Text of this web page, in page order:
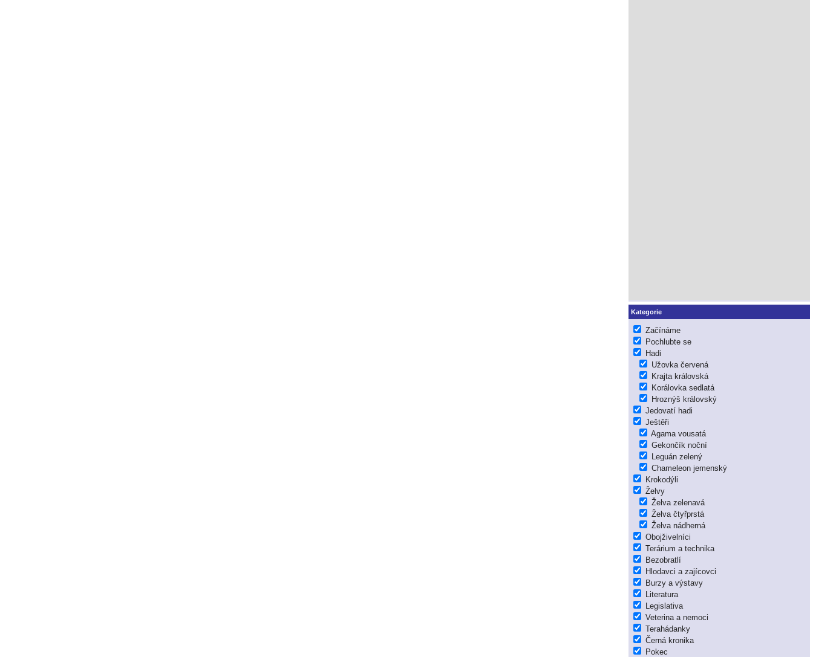
Kategorie
Začínáme
Pochlubte se
Hadi
Užovka červená
Krajta královská
Korálovka sedlatá
Hroznýš královský
Jedovatí hadi
Ještěři
Agama vousatá
Gekončík noční
Leguán zelený
Chameleon jemenský
Krokodýli
Želvy
Želva zelenavá
Želva čtyřprstá
Želva nádherná
Obojživelníci
Terárium a technika
Bezobratlí
Hlodavci a zajícovci
Burzy a výstavy
Literatura
Legislativa
Veterina a nemoci
Terahádanky
Černá kronika
Pokec